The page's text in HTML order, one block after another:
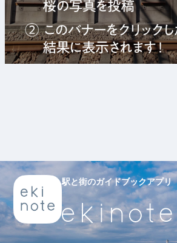
駅と街のガイドブックアプリ